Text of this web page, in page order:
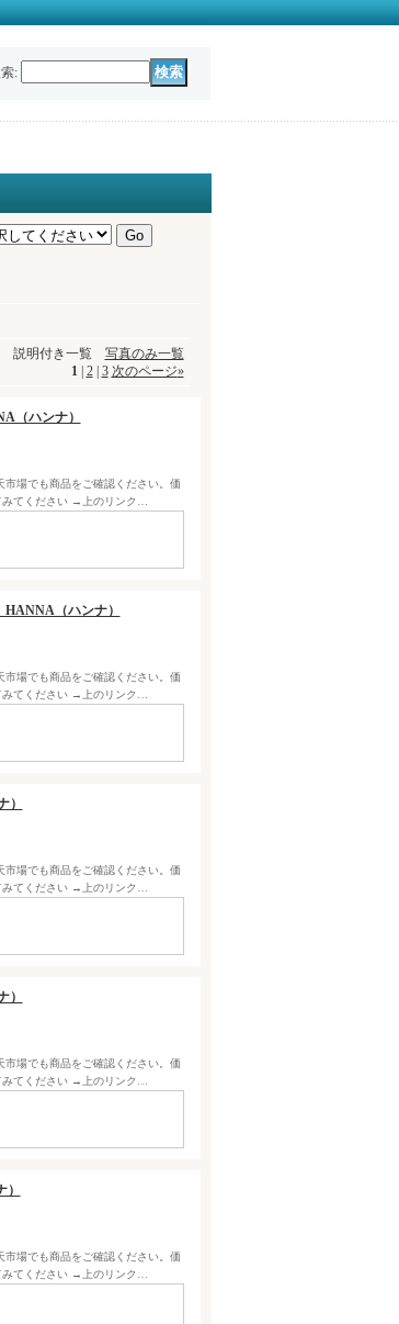
:
説明付き一覧 写真のみ一覧
1| 2| 3 次のページ»
（ハンナ）
場でも商品をご確認ください。価
みてください →上のリンク…
（ハンナ）
場でも商品をご確認ください。価
みてください →上のリンク…
）
場でも商品をご確認ください。価
みてください →上のリンク…
）
場でも商品をご確認ください。価
みてください →上のリンク…
場でも商品をご確認ください。価
みてください →上のリンク…